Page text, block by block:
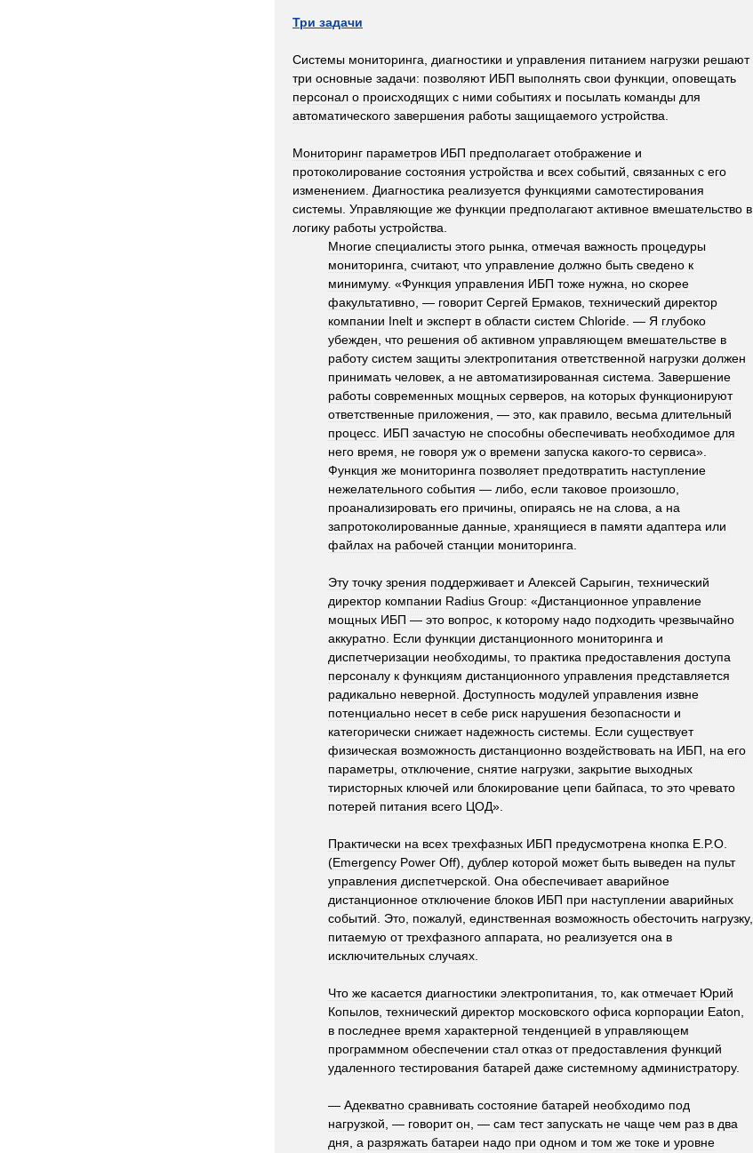
Три задачи
Системы мониторинга диагностики и управления питанием нагрузки решают
три основные задачи: позволяют ИБП выполнять свои функции оповещать
персонал о происходящих с ними событиях и посылать команды для
автоматического завершения работы защищаемого устройства
Мониторинг параметров ИБП предполагает отображение и
протоколирование состояния устройства и всех событий связанных с его
изменением
Диагностика реализуется функциями самотестирования
системы Управляющие же функции предполагают активное вмешательство в
логику работы устройства
Многие специалисты этого рынка отмечая важность процедуры
мониторинга считают, что управление должно быть сведено к
минимуму. «Функция управления ИБП тоже нужна но скорее
факультативно , — говорит Сергей Ермаков технический директор
компании Inelt и эксперт в области систем Chloride . — Я глубоко
убежден что решения об активном управляющем вмешательстве в
работу систем защиты электропитания ответственной нагрузки должен
принимать человек а не автоматизированная система Завершение
работы современных мощных серверов на которых функционируют
ответственные приложения , — это как правило весьма длительный
процесс ИБП зачастую не способны обеспечивать необходимое для
него время не говоря уж о времени запуска какого-то сервиса».
Функция же мониторинга позволяет предотвратить наступление
нежелательного события — либо если таковое произошло
проанализировать его причины опираясь не на слова а на
запротоколированные данные хранящиеся в памяти адаптера или
файлах на рабочей станции мониторинга
Эту точку зрения поддерживает и Алексей Сарыгин технический
директор компании Radius Group: «Дистанционное управление
мощных ИБП — это вопрос к которому надо подходить чрезвычайно
аккуратно Если функции дистанционного мониторинга и
диспетчеризации необходимы то практика предоставления доступа
персоналу к функциям дистанционного управления представляется
радикально неверной Доступность модулей управления извне
потенциально несет в себе риск нарушения безопасности и
категорически снижает надежность системы Если существует
физическая возможность дистанционно воздействовать на ИБП на его
параметры отключение снятие нагрузки закрытие выходных
тиристорных ключей или блокирование цепи байпаса то это чревато
потерей питания всего ЦОД».
Практически на всех трехфазных ИБП предусмотрена кнопка E P.O
(Emergency Power Off), дублер которой может быть выведен на пульт
управления диспетчерской Она обеспечивает аварийное
дистанционное отключение блоков ИБП при наступлении аварийных
событий
Это пожалуй единственная возможность обесточить нагрузку,
питаемую от трехфазного аппарата но реализуется она в
исключительных случаях
Что же касается диагностики электропитания то как отмечает Юрий
Копылов технический директор московского офиса корпорации Eaton
в последнее время характерной тенденцией в управляющем
программном обеспечении стал отказ от предоставления функций
удаленного тестирования батарей даже системному администратору.
— Адекватно сравнивать состояние батарей необходимо под
нагрузкой , — говорит он , — сам тест запускать не чаще чем раз в два
дня а разряжать батареи надо при одном и том же токе и уровне